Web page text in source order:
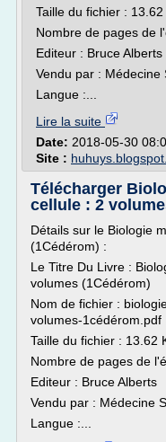
Taille du fichier : 13.62
Nombre de pages de
Editeur : Bruce Alberts
Vendu par : Médecine
Langue :...
Lire la suite
Date: 2018-05-30
Site :
Télécharger
cellule : 2
Détails sur le Biologie
(1Cédérom) :
Le Titre Du Livre :
volumes (1Cédérom)
Nom de fichier :
volumes-1cédérom.pdf
Taille du fichier : 13.62
Nombre de pages de
Editeur : Bruce Alberts
Vendu par : Médecine
Langue :...